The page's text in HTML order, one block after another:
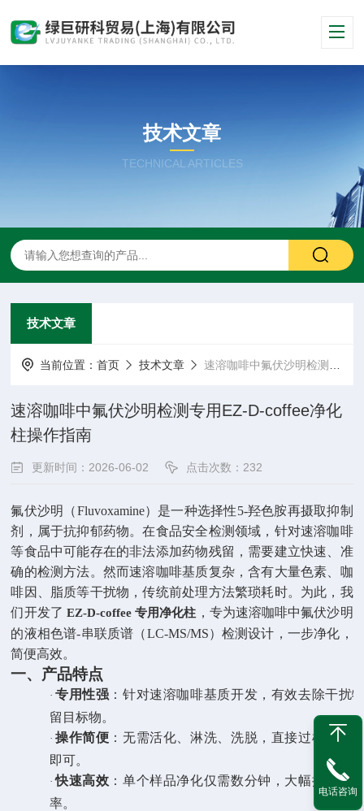
技术文章
TECHNICAL ARTICLES
技术文章
当前位置：首页 技术文章 速溶咖啡中氟伏沙明检测专用EZ-D-coffee净化柱操作指南
速溶咖啡中氟伏沙明检测专用EZ-D-coffee净化
柱操作指南
更新时间：2026-06-02 点击次数：232
氟伏沙明（Fluvoxamine）是一种选择性5-羟色胺再摄取抑制
剂，属于抗抑郁药物。在食品安全检测领域，针对速溶咖啡
等食品中可能存在的非法添加药物残留，需要建立快速、准
确的检测方法。然而速溶咖啡基质复杂，含有大量色素、咖
啡因、脂质等干扰物，传统前处理方法繁琐耗时。为此，我
们开发了 EZ-D-coffee专用净化柱 ，专为速溶咖啡中氟伏沙明
的液相色谱-串联质谱（LC-MS/MS）检测设计，一步净化，
简便高效。
一、产品特点
· 专用性强 ：针对速溶咖啡基质开发，有效去除干扰
留目标物。
· 操作简便 ：无需活化、淋洗、洗脱，直接过柱收集
即可。
· 快速高效 ：单个样品净化仅需数分钟，大幅提升前
率。
电话咨询